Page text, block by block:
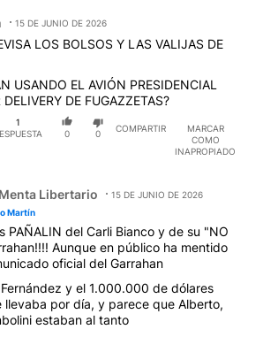
Martín.
15 DE JUNIO DE 2026
LOS BOLSOS Y LAS VALIJAS DE
USANDO EL AVIÓN PRESIDENCIAL
DELIVERY DE FUGAZZETAS?
1
0 0
COMPARTIR
MARCAR
COMO
INAPROPIADO
Libertario
15 DE JUNIO DE 2026
Martín
PAÑALIN del Carli Bianco y de su "NO
Aunque en público ha mentido
oficial del Garrahan
y el 1.000.000 de dólares
llevaba por día, y parece que Alberto,
estaban al tanto